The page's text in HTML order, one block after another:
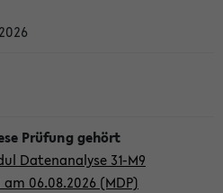
Datenanalyse 31-M9
06.08.2026 (MDP)